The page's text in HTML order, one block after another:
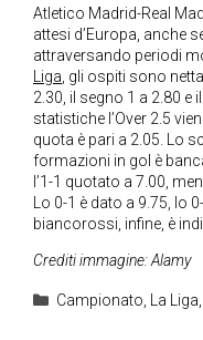
Atletico Madrid-Real
attesi d’Europa, anche
attraversando periodi
Liga, gli ospiti sono
2.30, il segno 1 a 2.80 e
statistiche l’Over 2.5
quota è pari a 2.05. Lo
formazioni in gol è
l’1-1 quotato a 7.00,
Lo 0-1 è dato a 9.75, lo
biancorossi, infine, è
Crediti immagine: Alamy
Categorie
Campionato, La Liga,